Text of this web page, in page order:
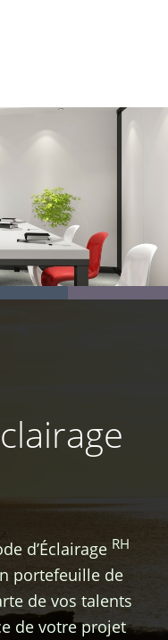
d’Éclairage RH
portefeuille de
de vos talents
de votre projet